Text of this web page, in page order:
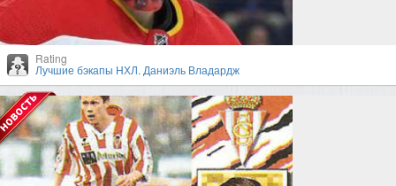
Rating
Лучшие бэкапы НХЛ. Даниэль Владардж